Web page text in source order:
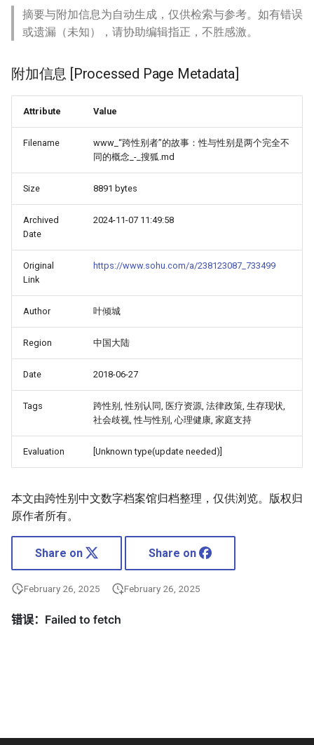
摘要与附加信息为自动生成，仅供检索与参考。如有错误
或遗漏（未知），请协助编辑指正，不胜感激。
附加信息 [Processed Page Metadata]
Attribute Value
Filename
www_“跨性别者”的故事：性与性别是两个完全不
同的概念_-_搜狐.md
Size 8891 bytes
Archived
Date
2024-11-07 11:49:58
Original
Link
https://www.sohu.com/a/238123087_733499
Author 叶倾城
Region 中国大陆
Date 2018-06-27
Tags
跨性别, 性别认同, 医疗资源, 法律政策, 生存现状,
社会歧视, 性与性别, 心理健康, 家庭支持
Evaluation [Unknown type(update needed)]
本文由跨性别中文数字档案馆归档整理，仅供浏览。版权归
原作者所有。
Share on Share on
February 26, 2025 February 26, 2025